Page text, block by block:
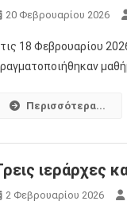
20 Φεβρουαρίου 2026
18 Φεβρουαρίου
Περισσότερα...
ιεράρχες
2 Φεβρουαρίου 2026